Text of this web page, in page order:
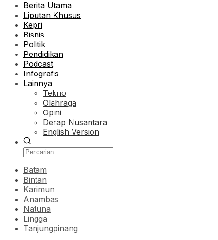
Berita Utama
Liputan Khusus
Kepri
Bisnis
Politik
Pendidikan
Podcast
Infografis
Lainnya
Tekno
Olahraga
Opini
Derap Nusantara
English Version
Batam
Bintan
Karimun
Anambas
Natuna
Lingga
Tanjungpinang